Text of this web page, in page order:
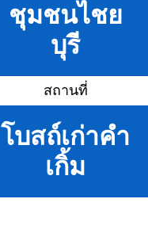
ชุมชนไชย
บุรี
สถานที่
โบสถ์เก่าคำ
เกิ้ม